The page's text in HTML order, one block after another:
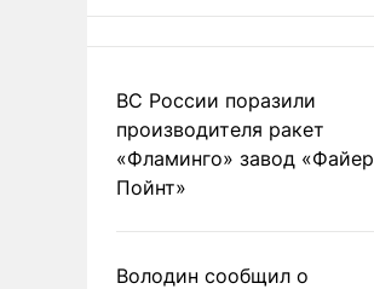
ВС России поразили
производителя ракет
«Фламинго» завод «Файер
Пойнт»
Володин сообщил о